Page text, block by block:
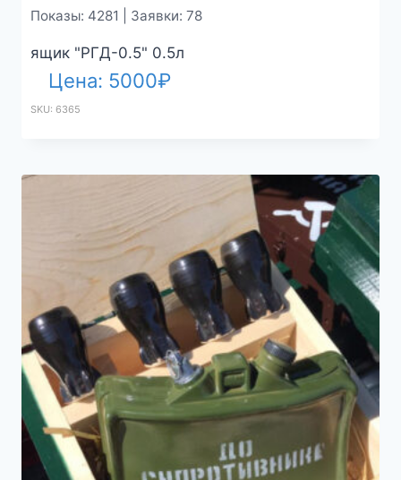
Показы: 4281 | Заявки: 78
ящик "РГД-0.5" 0.5л
Цена: 5000₽
SKU: 6365